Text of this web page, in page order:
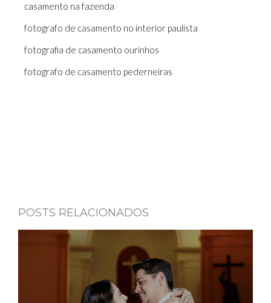
casamento na fazenda
fotografo de casamento no interior paulista
fotografia de casamento ourinhos
fotografo de casamento pederneiras
POSTS RELACIONADOS